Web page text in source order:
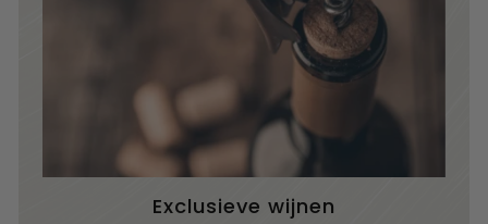
Exclusieve wijnen